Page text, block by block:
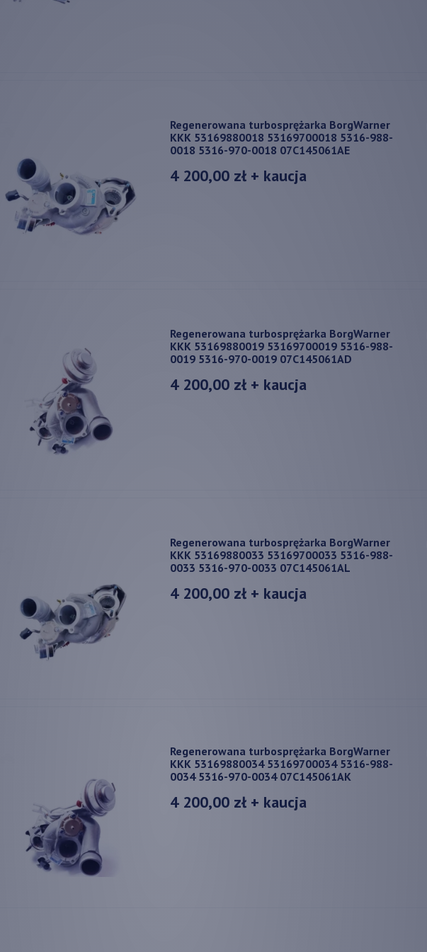
Regenerowana turbosprężarka BorgWarner
KKK 53169880018 53169700018 5316-988-
0018 5316-970-0018 07C145061AE
4 200,00 zł + kaucja
Regenerowana turbosprężarka BorgWarner
KKK 53169880019 53169700019 5316-988-
0019 5316-970-0019 07C145061AD
4 200,00 zł + kaucja
Regenerowana turbosprężarka BorgWarner
KKK 53169880033 53169700033 5316-988-
0033 5316-970-0033 07C145061AL
4 200,00 zł + kaucja
Regenerowana turbosprężarka BorgWarner
KKK 53169880034 53169700034 5316-988-
0034 5316-970-0034 07C145061AK
4 200,00 zł + kaucja